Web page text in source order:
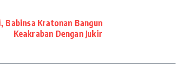
Kratonan Bangun
Keakraban Dengan Jukir